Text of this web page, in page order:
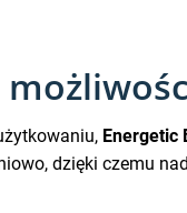
Energetic
dzięki czemu